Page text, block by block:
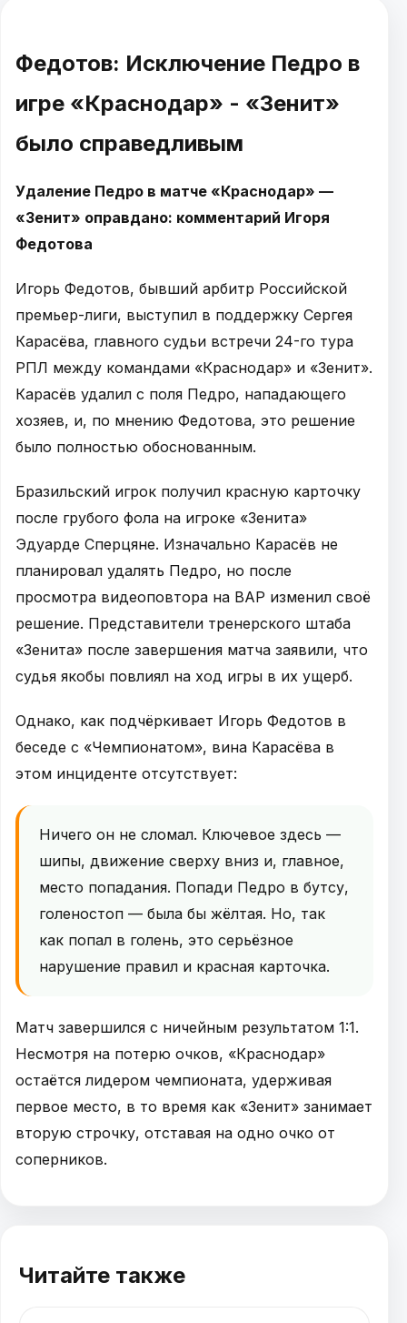
Федотов: Исключение Педро в
игре «Краснодар» - «Зенит»
было справедливым
Удаление Педро в матче «Краснодар» —
«Зенит» оправдано: комментарий Игоря
Федотова
Игорь Федотов, бывший арбитр Российской
премьер-лиги, выступил в поддержку Сергея
Карасёва, главного судьи встречи 24-го тура
РПЛ между командами «Краснодар» и «Зенит».
Карасёв удалил с поля Педро, нападающего
хозяев, и, по мнению Федотова, это решение
было полностью обоснованным.
Бразильский игрок получил красную карточку
после грубого фола на игроке «Зенита»
Эдуарде Сперцяне. Изначально Карасёв не
планировал удалять Педро, но после
просмотра видеоповтора на ВАР изменил своё
решение. Представители тренерского штаба
«Зенита» после завершения матча заявили, что
судья якобы повлиял на ход игры в их ущерб.
Однако, как подчёркивает Игорь Федотов в
беседе с «Чемпионатом», вина Карасёва в
этом инциденте отсутствует:
Ничего он не сломал. Ключевое здесь —
шипы, движение сверху вниз и, главное,
место попадания. Попади Педро в бутсу,
голеностоп — была бы жёлтая. Но, так
как попал в голень, это серьёзное
нарушение правил и красная карточка.
Матч завершился с ничейным результатом 1:1.
Несмотря на потерю очков, «Краснодар»
остаётся лидером чемпионата, удерживая
первое место, в то время как «Зенит» занимает
вторую строчку, отставая на одно очко от
соперников.
Читайте также